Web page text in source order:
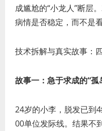
成尴尬的“小龙人”断层
病情是否稳定，而不是
技术拆解与真实故事：
故事一：急于求成的“孤
24岁的小李，脱发已到
00单位发际线。结果不